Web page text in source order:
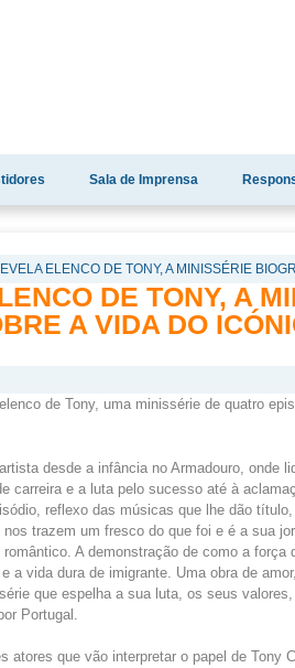
Sala de Imprensa
ELENCO DE TONY, A MINISSÉRIE
DE TONY, A
A VIDA DO
de Tony, uma minissérie de quatro
desde a infância no Armadouro, onde
carreira e a luta pelo sucesso até à
reflexo das músicas que lhe dão
trazem um fresco do que foi e é a sua
A demonstração de como a força
a vida dura de imigrante. Uma obra de
que espelha a sua luta, os seus
Portugal.
atores que vão interpretar o papel de Tony